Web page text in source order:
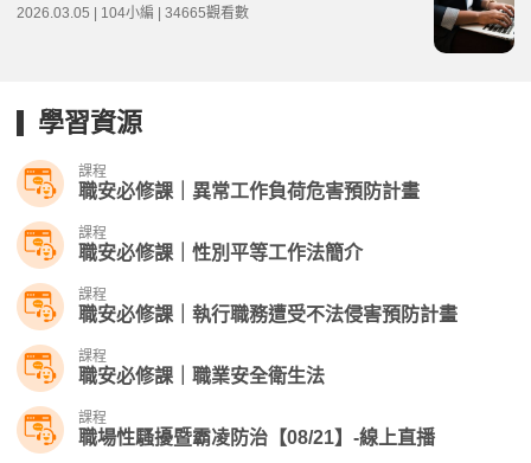
2026.03.05 | 104小編 | 34665觀看數
學習資源
課程
職安必修課｜異常工作負荷危害預防計畫
課程
職安必修課｜性別平等工作法簡介
課程
職安必修課｜執行職務遭受不法侵害預防計畫
課程
職安必修課｜職業安全衛生法
課程
職場性騷擾暨霸凌防治【08/21】-線上直播